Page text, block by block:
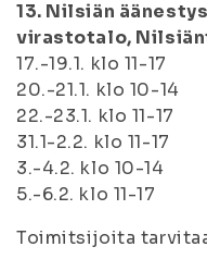
13. Nilsiän
virastotalo,
17.-19.1. klo 11-17
20.-21.1. klo 10-14
22.-23.1. klo 11-17
31.1-2.2. klo 11-17
3.-4.2. klo 10-14
5.-6.2. klo 11-17
Toimitsijoita